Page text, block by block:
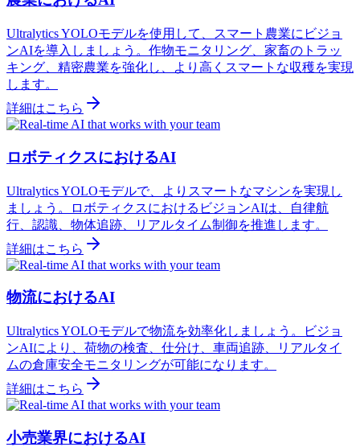
Ultralytics YOLOモデルを使用して、スマート農業にビジョ
ンAIを導入しましょう。作物モニタリング、家畜のトラッ
キング、精密農業を強化し、より高くスマートな収穫を実現
します。
詳細はこちら
ロボティクスにおけるAI
Ultralytics YOLOモデルで、よりスマートなマシンを実現し
ましょう。ロボティクスにおけるビジョンAIは、自律航
行、認識、物体追跡、リアルタイム制御を推進します。
詳細はこちら
物流におけるAI
Ultralytics YOLOモデルで物流を効率化しましょう。ビジョ
ンAIにより、荷物の検査、仕分け、車両追跡、リアルタイ
ムの倉庫安全モニタリングが可能になります。
詳細はこちら
小売業界におけるAI